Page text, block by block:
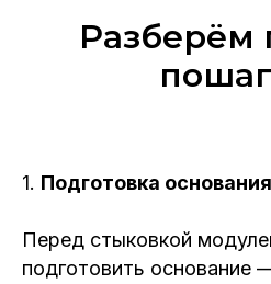
Разберём
1. Подготовка основания
Перед стыковкой
подготовить